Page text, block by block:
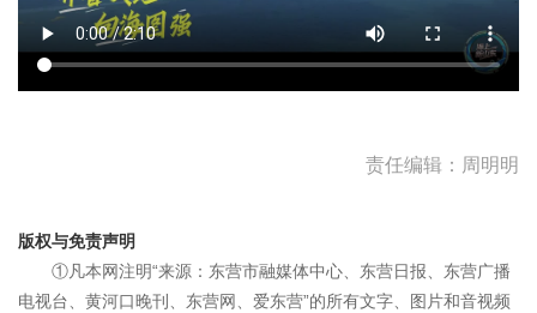
责任编辑：周明明
版权与免责声明
①凡本网注明“来源：东营市融媒体中心、东营日报、东营广播
电视台、黄河口晚刊、东营网、爱东营”的所有文字、图片和音视频